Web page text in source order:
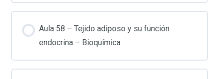
Aula 58 – Tejido adiposo y su función
endocrina – Bioquímica